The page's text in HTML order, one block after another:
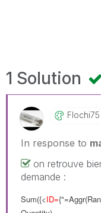
1 Solution
Flochi75
In response to
on retrouve
demande :
Sum({<ID=